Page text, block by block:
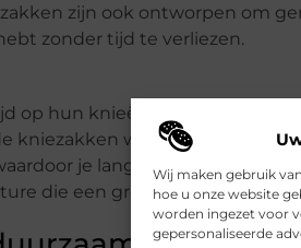
Wij maken gebruik
hoe u onze website
worden ingezet voor
gepersonaliseerde
zijn ook ontworpen om
zonder tijd te verliezen.
op hun knieën doorbrengen,
kniezakken waar je
je langer kunt werken
die een groot verschil kan